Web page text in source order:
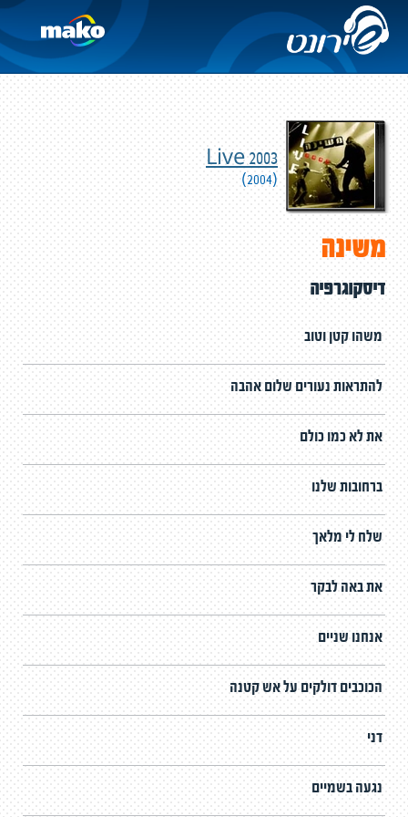
Live 2003
(2004)
משינה
דיסקוגרפיה
משהו קטן וטוב
להתראות נעורים שלום אהבה
את לא כמו כולם
ברחובות שלנו
שלח לי מלאך
את באה לבקר
אנחנו שניים
הכוכבים דולקים על אש קטנה
דני
נגעה בשמיים